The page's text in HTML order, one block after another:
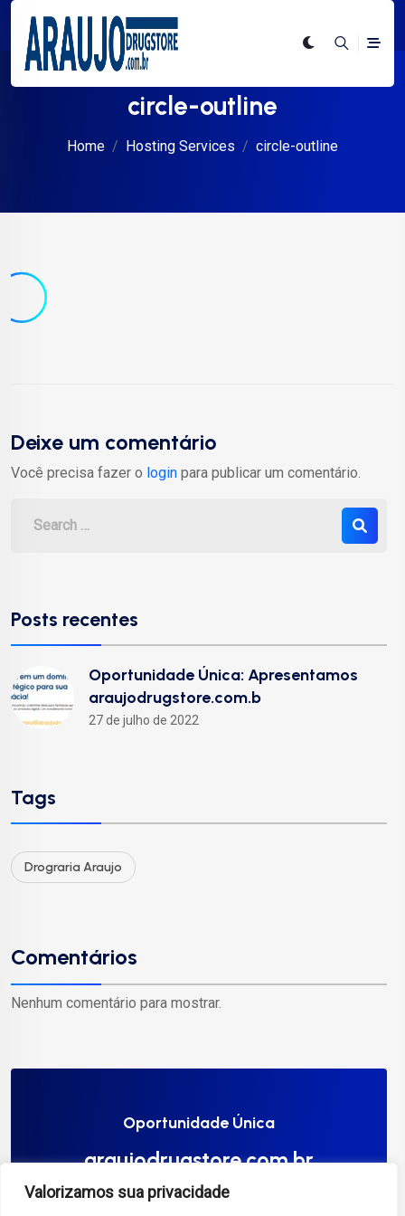
Valorizamos sua privacidade
circle-outline
Home Hosting Services circle-outline
Deixe um comentário
Você precisa fazer o login para publicar um comentário.
Posts recentes
Oportunidade Única: Apresentamos
araujodrugstore.com.b
27 de julho de 2022
Tags
Drograria Araujo
Comentários
Nenhum comentário para mostrar.
Oportunidade Única
araujodrugstore.com.br